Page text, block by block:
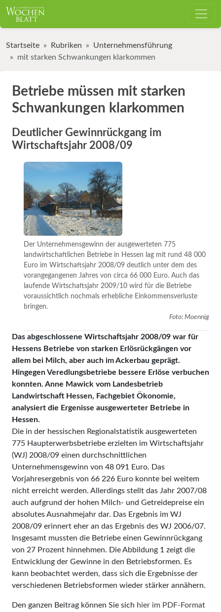
Startseite Rubriken
Unternehmensführung
mit starken Schwankungen klarkommen
Betriebe müssen mit starken
Schwankungen klarkommen
Deutlicher Gewinnrückgang im
Wirtschaftsjahr 2008/09
Der Unternehmensgewinn der ausgewerteten 775
landwirtschaftlichen Betriebe in Hessen lag mit rund 48 000
Euro im Wirtschaftsjahr 2008/09 deut­lich unter dem des
vorangegangenen Jahres von circa 66 000 Euro. Auch das
lau­fen­de Wirtschaftsjahr 2009/10 wird für die Betriebe
voraussichtlich nochmals erhebliche Einkommensverluste
bringen.
Foto: Moennig
Das abgeschlossene Wirtschaftsjahr 2008/09 war für
Hessens Betriebe von starken Erlösrückgängen vor
allem bei Milch, aber auch im Ackerbau geprägt.
Hingegen Veredlungsbetriebe bessere Erlöse verbuchen
konnten. Anne Mawick vom Landesbetrieb
Landwirtschaft Hessen, Fachgebiet Ökonomie,
analysiert die Ergenisse ausgewerteter Betriebe in
Hessen.
Die in der hessischen Regional­statistik ausgewerteten
775 Haupt­erwerbsbetriebe erzielten im Wirt­schaftsjahr
(WJ) 2008/09 einen durchschnittlichen
Unternehmensgewinn von 48 091 Eu­ro. Das
Vorjahresergebnis von 66 226 Euro konnte bei weitem
nicht erreicht werden. Allerdings stellt das Jahr 2007/08
auch aufgrund der hohen Milch- und Ge­trei­de­preise ein
absolutes Ausnahmejahr dar. Das Ergebnis im WJ
2008/09 erinnert eher an das Ergebnis des WJ 2006/07.
Insgesamt mussten die Betriebe einen Gewinnrückgang
von 27 Prozent hinnehmen. Die Abbildung 1 zeigt die
Entwick­lung der Gewinne in den Betriebsformen. Es
kann beobachtet werden, dass sich die Ergebnisse der
verschiedenen Betriebsformen wieder stärker annähern.
Den ganzen Beitrag können Sie sich hier im PDF-Format